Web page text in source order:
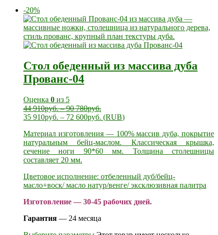
-20%
Стол обеденный из массива дуба
Прованс-04
Оценка 0 из 5
44 910руб.–90 780руб.
35 910руб. – 72 600руб. (RUB)
Материал изготовления — 100% массив дуба, покрытие
натуральным бейц-маслом. Классическая крышка,
сечение ноги 90*60 мм. Толщина столешницы
составляет 20 мм.
Цветовое исполнение: отбеленный дуб/бейц-
масло+воск/ масло натур/венге/ эксклюзивная палитра
Изготовление — 30-45 рабочих дней.
Гарантия — 24 месяца